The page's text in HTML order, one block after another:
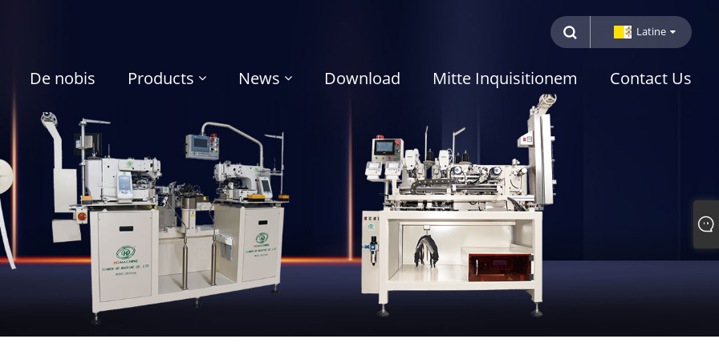
Latine
De nobis Products News Download Mitte Inquisitionem Contact Us